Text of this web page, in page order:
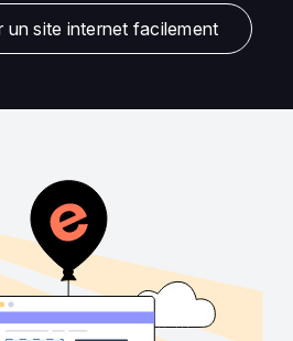
un site internet facilement